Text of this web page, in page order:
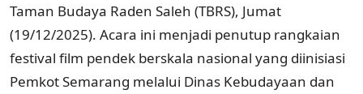
Taman Budaya Raden Saleh (TBRS), Jumat
(19/12/2025). Acara ini menjadi penutup rangkaian
festival film pendek berskala nasional yang diinisiasi
Pemkot Semarang melalui Dinas Kebudayaan dan